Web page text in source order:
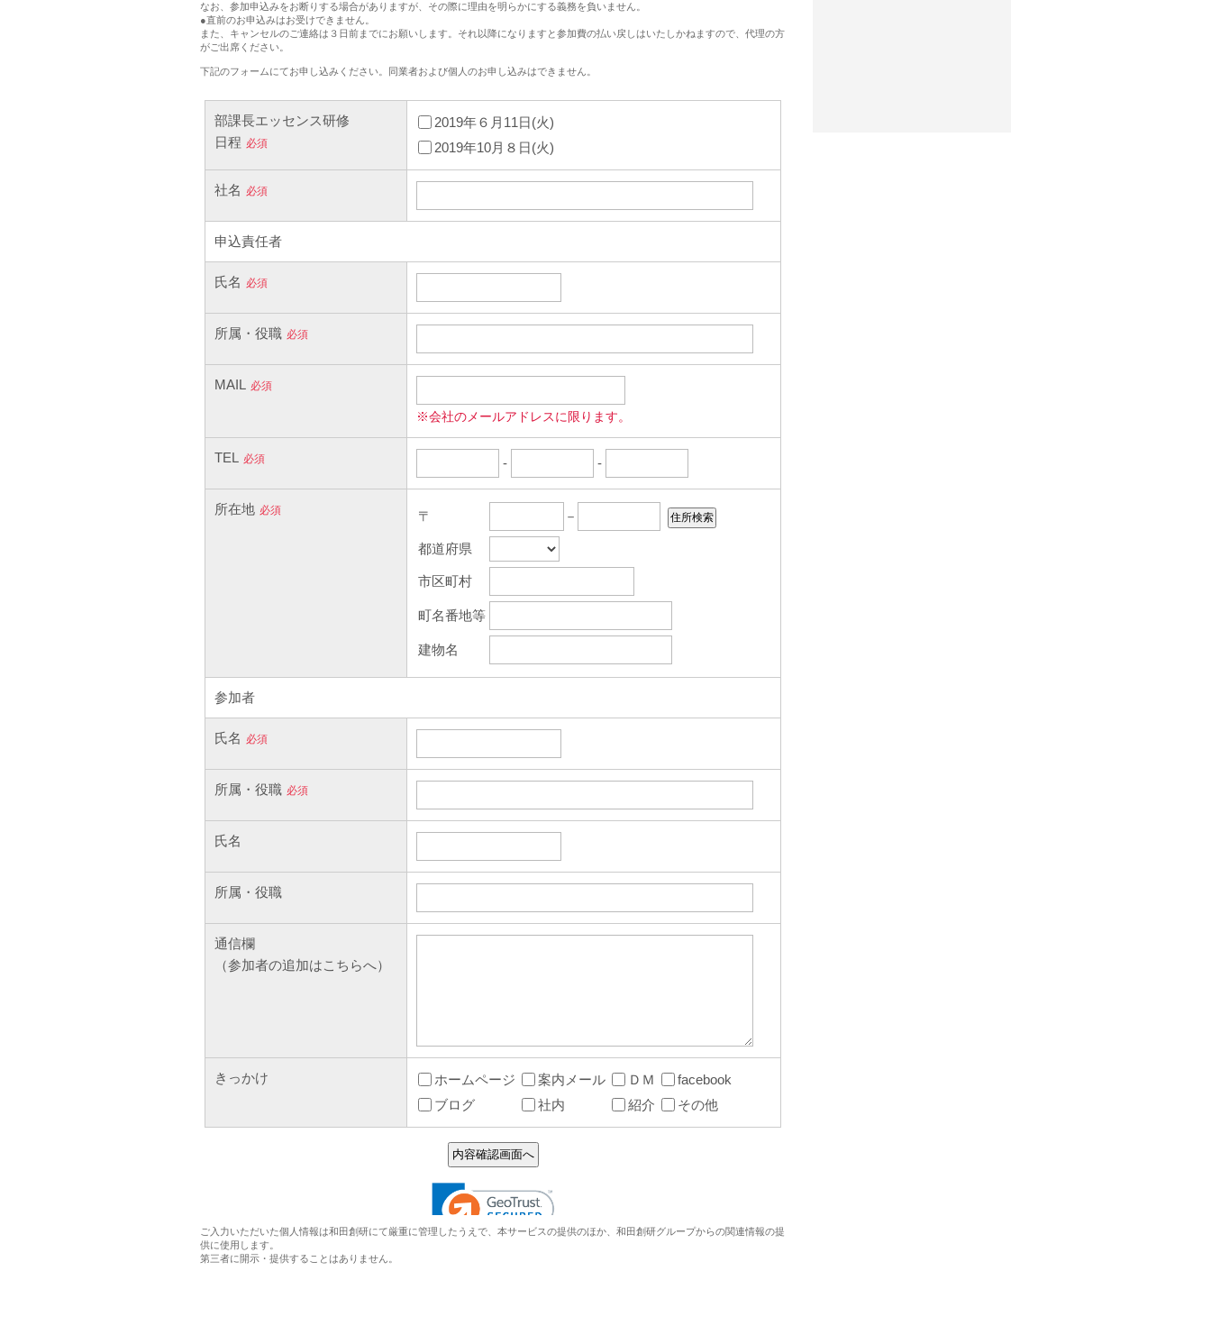
なお、参加申込みをお断りする場合がありますが、その際に理由を明らかにする義務を負いません。
●直前のお申込みはお受けできません。
また、キャンセルのご連絡は３日前までにお願いします。それ以降になりますと参加費の払い戻しはいたしかねますので、代理の方
がご出席ください。
下記のフォームにてお申し込みください。同業者および個人のお申し込みはできません。
ご入力いただいた個人情報は和田創研にて厳重に管理したうえで、本サービスの提供のほか、和田創研グループからの関連情報の提
供に使用します。
第三者に開示・提供することはありません。